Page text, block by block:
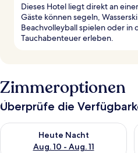
Dieses Hotel liegt direkt an
Gäste können segeln,
Beachvolleyball spielen oder in
Tauchabenteuer erleben.
Zimmeroptionen
Überprüfe die
Heute Nacht
Aug. 10 - Aug. 11
Überprüfe die Verfügbarkeit für